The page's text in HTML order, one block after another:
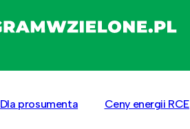
Dla prosumenta Ceny energii RCE